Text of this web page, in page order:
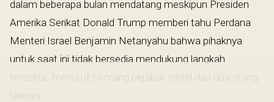
dalam beberapa bulan mendatang meskipun Presiden
Amerika Serikat Donald Trump memberi tahu Perdana
Menteri Israel Benjamin Netanyahu bahwa pihaknya
untuk saat ini tidak bersedia mendukung langkah
tersebut, menurut seorang pejabat Israel dan dua orang
lainnya...